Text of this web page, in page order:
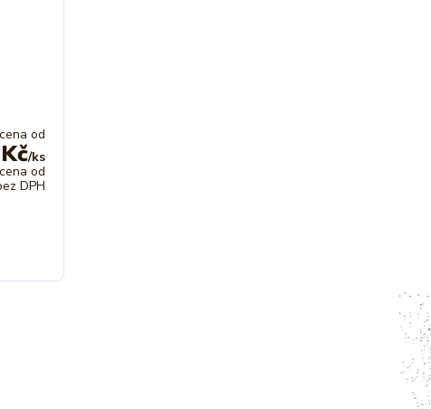
cena od
/ks
cena od
DPH